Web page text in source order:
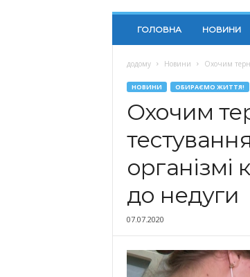
ГОЛОВНА НОВИНИ
додому Новини Охочим
НОВИНИ ОБИРАЄМО ЖИТТЯ!
Охочим
організмі
до недуги
07.07.2020